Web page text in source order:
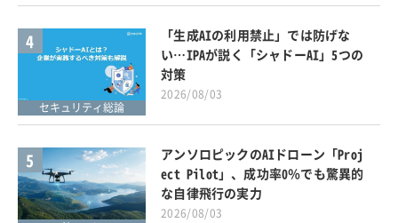
4
セキュリティ総論
「生成AIの利用禁止」では防げな
い…IPAが説く「シャドーAI」5つの
対策
2026/08/03
5
アンソロピックのAIドローン「Proj
ect Pilot」、成功率0％でも驚異的
な自律飛行の実力
2026/08/03